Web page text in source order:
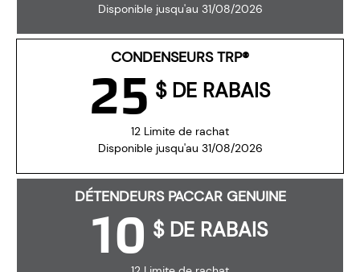
Disponible jusqu'au 31/08/2026
CONDENSEURS TRP®
12 Limite de rachat
Disponible jusqu'au 31/08/2026
25 $ DE RABAIS
DÉTENDEURS PACCAR GENUINE
10 $ DE RABAIS